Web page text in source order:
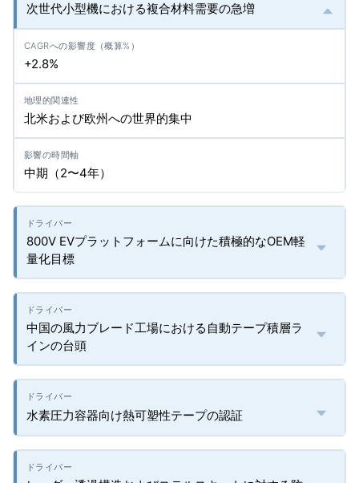
次世代小型機における複合材料需要の急増
+2.8%
北米および欧州への世界的集中
中期（2〜4年）
800V EVプラットフォームに向けた積極的なOEM軽
量化目標
中国の風力ブレード工場における自動テープ積層ラ
インの台頭
水素圧力容器向け熱可塑性テープの認証